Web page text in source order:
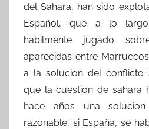
del Sahara, han sido
Español, que a lo
habilmente jugado
aparecidas entre
a la solucion del conflicto
que la cuestion de sahara
hace años una
razonable, si España, se